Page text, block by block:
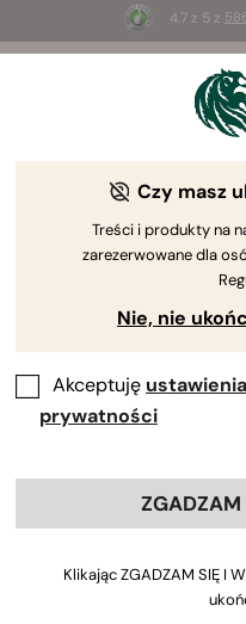
4.7 z 5 z
Summer
na wybrane
Czy masz
Treści i produkty na
zarezerwowane dla
Nie, nie
Akceptuję
prywatności
ZGADZAM
Klikając ZGADZAM SIĘ I